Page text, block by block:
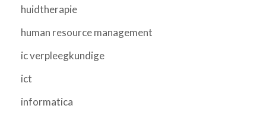
huidtherapie
human resource management
ic verpleegkundige
ict
informatica